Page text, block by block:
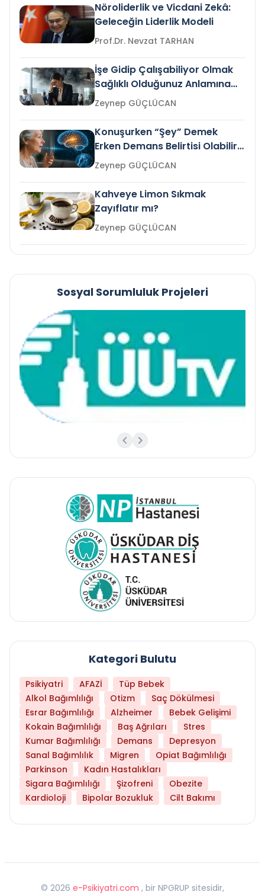
Nöroliderlik ve Vicdani Zekâ:
Geleceğin Liderlik Modeli
Prof.Dr. Nevzat TARHAN
İşe Gidip Çalışabiliyor Olmak
Sağlıklı Olduğunuz Anlamına
Gelir mi?Zeynep GÜÇLÜCAN
Konuşurken “Şey” Demek
Erken Demans Belirtisi Olabilir
mi?
Zeynep GÜÇLÜCAN
Kahveye Limon Sıkmak
Zayıflatır mı?
Zeynep GÜÇLÜCAN
Sosyal Sorumluluk Projeleri
Kategori Bulutu
Psikiyatri AFAZİ
Tüp Bebek
Alkol Bağımlılığı
Otizm
Saç Dökülmesi
Esrar Bağımlılığı
Alzheimer
Bebek Gelişimi
Kokain Bağımlılığı
Baş Ağrıları
Stres
Kumar Bağımlılığı
Demans
Depresyon
Sanal Bağımlılık
Migren
Opiat Bağımlılığı
Parkinson
Kadın Hastalıkları
Sigara Bağımlılığı
Şizofreni
Obezite
Kardioloji
Bipolar Bozukluk Cilt Bakımı
© 2026 e-Psikiyatri.com , bir NPGRUP sitesidir,